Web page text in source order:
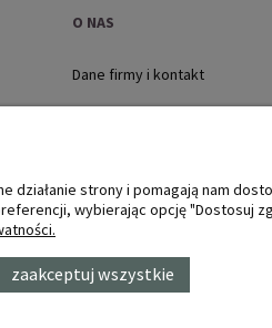
O NAS
Dane firmy i kontakt
O firmie
działanie strony i pomagają nam
wybierając opcję "Dostosuj
zaakceptuj wszystkie